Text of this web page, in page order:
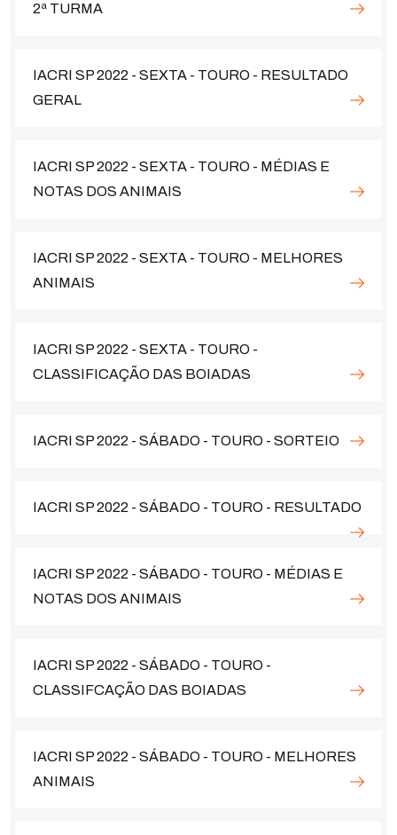
2ª TURMA
IACRI SP 2022 - SEXTA - TOURO - RESULTADO
GERAL
IACRI SP 2022 - SEXTA - TOURO - MÉDIAS E
NOTAS DOS ANIMAIS
IACRI SP 2022 - SEXTA - TOURO - MELHORES
ANIMAIS
IACRI SP 2022 - SEXTA - TOURO -
CLASSIFICAÇÃO DAS BOIADAS
IACRI SP 2022 - SÁBADO - TOURO - SORTEIO
IACRI SP 2022 - SÁBADO - TOURO - RESULTADO
IACRI SP 2022 - SÁBADO - TOURO - MÉDIAS E
NOTAS DOS ANIMAIS
IACRI SP 2022 - SÁBADO - TOURO -
CLASSIFCAÇÃO DAS BOIADAS
IACRI SP 2022 - SÁBADO - TOURO - MELHORES
ANIMAIS